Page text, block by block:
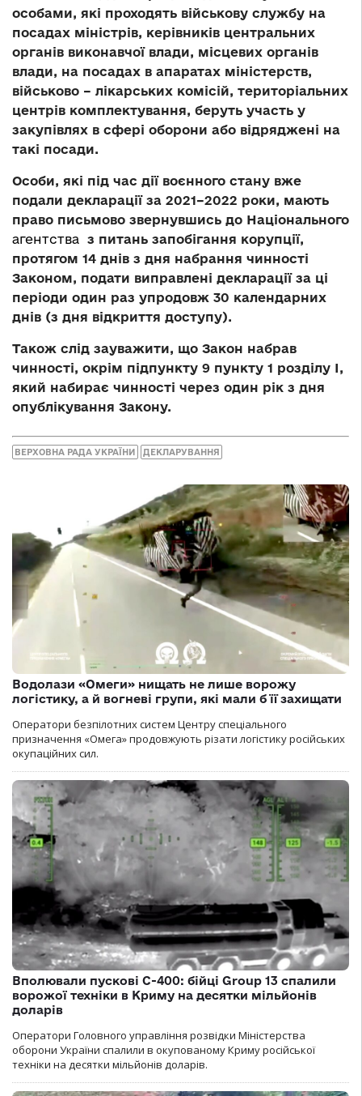
особами, які проходять військову службу на
посадах міністрів, керівників центральних
органів виконавчої влади, місцевих органів
влади, на посадах в апаратах міністерств,
військово – лікарських комісій, територіальних
центрів комплектування, беруть участь у
закупівлях в сфері оборони або відряджені на
такі посади.
Особи, які під час дії воєнного стану вже
подали декларації за 2021–2022 роки, мають
право письмово звернувшись до Національного
агентства з питань запобігання корупції,
протягом 14 днів з дня набрання чинності
Законом, подати виправлені декларації за ці
періоди один раз упродовж 30 календарних
днів (з дня відкриття доступу).
Також слід зауважити, що Закон набрав
чинності, окрім підпункту 9 пункту 1 розділу I,
який набирає чинності через один рік з дня
опублікування Закону.
ВЕРХОВНА РАДА УКРАЇНИ ДЕКЛАРУВАННЯ
Водолази «Омеги» нищать не лише ворожу
логістику, а й вогневі групи, які мали б її захищати
Оператори безпілотних систем Центру спеціального
призначення «Омега» продовжують різати логістику російських
окупаційних сил.
Вполювали пускові С-400: бійці Group 13 спалили
ворожої техніки в Криму на десятки мільйонів
доларів
Оператори Головного управління розвідки Міністерства
оборони України спалили в окупованому Криму російської
техніки на десятки мільйонів доларів.